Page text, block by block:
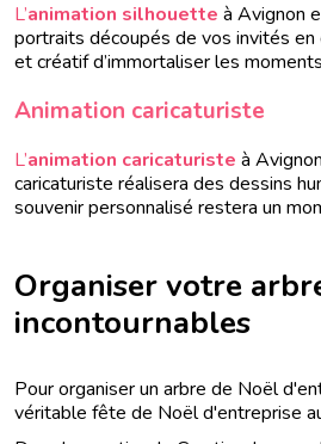
L’animation silhouette à Avignon
portraits découpés de vos invités
et créatif d’immortaliser les
Animation caricaturiste
L’animation caricaturiste à
caricaturiste réalisera des dessins
souvenir personnalisé restera un
Organiser votre
incontournables
Pour organiser un arbre de Noël
véritable fête de Noël d'entreprise